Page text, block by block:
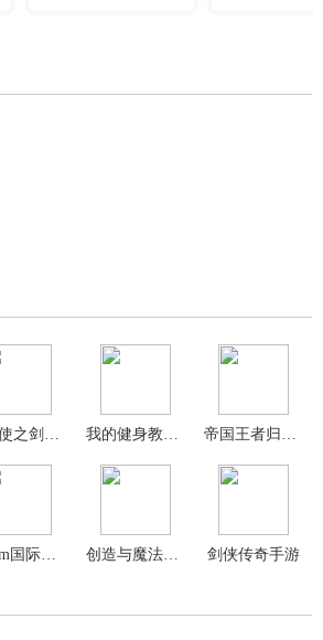
创造与魔法oppo版 剑侠传奇手游